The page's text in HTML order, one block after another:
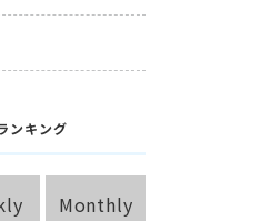
ンキング
Monthly